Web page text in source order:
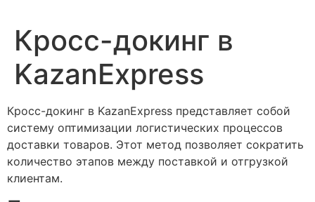
Кросс-докинг в
KazanExpress
Кросс-докинг в KazanExpress представляет собой
систему оптимизации логистических процессов
доставки товаров. Этот метод позволяет сократить
количество этапов между поставкой и отгрузкой
клиентам.